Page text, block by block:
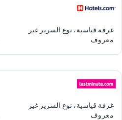
غرفة قياسية، نوع السرير غير
معروف
غرفة قياسية، نوع السرير غير
معروف